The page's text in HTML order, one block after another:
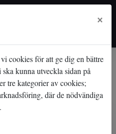
18
18
Ormesta
×
cookies för att ge dig en bättre
kunna utveckla sidan på
tre kategorier av cookies;
där de nödvändiga